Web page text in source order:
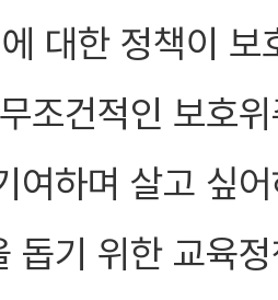
대한 정책이
조건적인 보호
여하며 살고 싶
돕기 위한 교육